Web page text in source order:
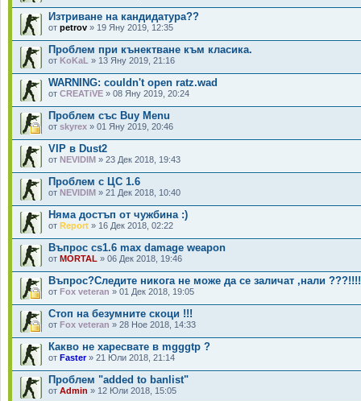
Изтриване на кандидатура??
от petrov » 19 Яну 2019, 12:35
Проблем при кънектване към класика.
от KoKaL » 13 Яну 2019, 21:16
WARNING: couldn't open ratz.wad
от CREATiVE » 08 Яну 2019, 20:24
Проблем със Buy Menu
от skyrex » 01 Яну 2019, 20:46
VIP в Dust2
от NEVIDIM » 23 Дек 2018, 19:43
Проблем с ЦС 1.6
от NEVIDIM » 21 Дек 2018, 10:40
Няма достъп от чужбина :)
от Report » 16 Дек 2018, 02:22
Въпрос cs1.6 max damage weapon
от MORTAL » 06 Дек 2018, 19:46
Въпрос?Следите никога не може да се заличат ,нали ???!!!!
от Fox veteran » 01 Дек 2018, 19:05
Стоп на безумните скоци !!!
от Fox veteran » 28 Ное 2018, 14:33
Какво не харесвате в mgggtp ?
от Faster» 21 Юли 2018, 21:14
Проблем "added to banlist"
от Admin » 12 Юли 2018, 15:05